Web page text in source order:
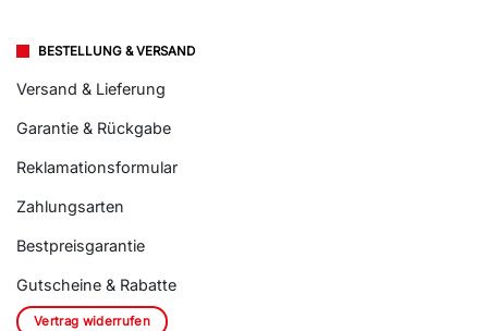
BESTELLUNG & VERSAND
Versand & Lieferung
Garantie & Rückgabe
Reklamationsformular
Zahlungsarten
Bestpreisgarantie
Gutscheine & Rabatte
Vertrag widerrufen